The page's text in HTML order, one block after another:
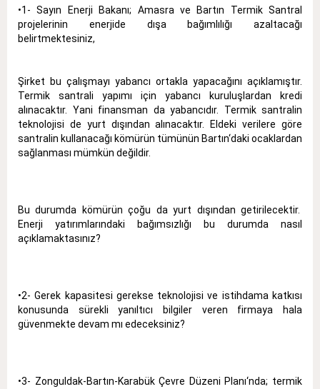
•1- Sayın Enerji Bakanı; Amasra ve Bartın Termik Santral
projelerinin enerjide dışa bağımlılığı azaltacağı
belirtmektesiniz,
Şirket bu çalışmayı yabancı ortakla yapacağını açıklamıştır.
Termik santrali yapımı için yabancı kuruluşlardan kredi
alınacaktır. Yani finansman da yabancıdır. Termik santralin
teknolojisi de yurt dışından alınacaktır. Eldeki verilere göre
santralin kullanacağı kömürün tümünün Bartın‘daki ocaklardan
sağlanması mümkün değildir.
Bu durumda kömürün çoğu da yurt dışından getirilecektir.
Enerji yatırımlarındaki bağımsızlığı bu durumda nasıl
açıklamaktasınız?
•2- Gerek kapasitesi gerekse teknolojisi ve istihdama katkısı
konusunda sürekli yanıltıcı bilgiler veren firmaya hala
güvenmekte devam mı edeceksiniz?
•3- Zonguldak-Bartın-Karabük Çevre Düzeni Planı‘nda; termik